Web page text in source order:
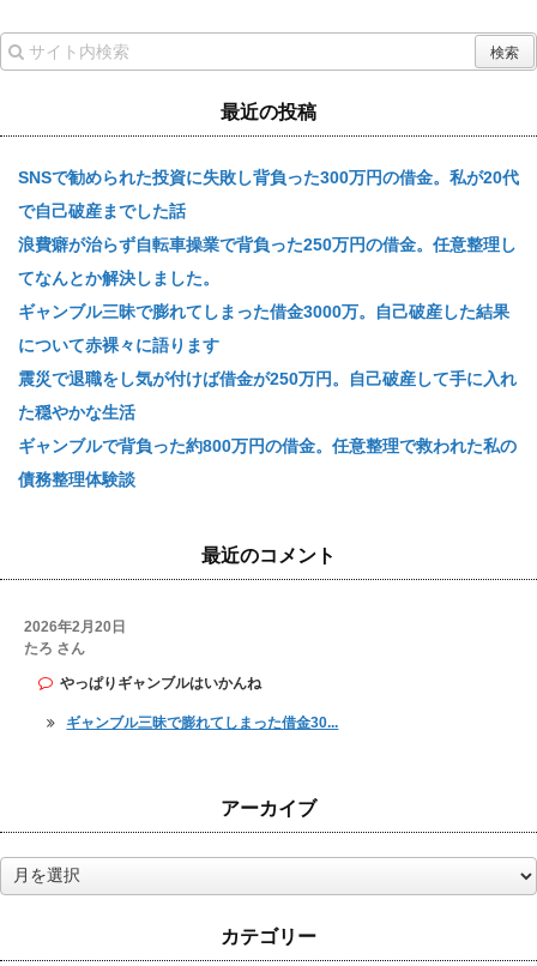
最近の投稿
SNSで勧められた投資に失敗し背負った300万円の借金。私が20代
で自己破産までした話
浪費癖が治らず自転車操業で背負った250万円の借金。任意整理し
てなんとか解決しました。
ギャンブル三昧で膨れてしまった借金3000万。自己破産した結果
について赤裸々に語ります
震災で退職をし気が付けば借金が250万円。自己破産して手に入れ
た穏やかな生活
ギャンブルで背負った約800万円の借金。任意整理で救われた私の
債務整理体験談
最近のコメント
2026年2月20日
たろ さん
やっぱりギャンブルはいかんね
ギャンブル三昧で膨れてしまった借金30...
アーカイブ
ー
カテゴリー